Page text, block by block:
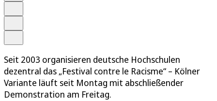
Seit 2003 organisieren deutsche Hochschulen
dezentral das „Festival contre le Racisme“ – Kölner
Variante läuft seit Montag mit abschließender
Demonstration am Freitag.